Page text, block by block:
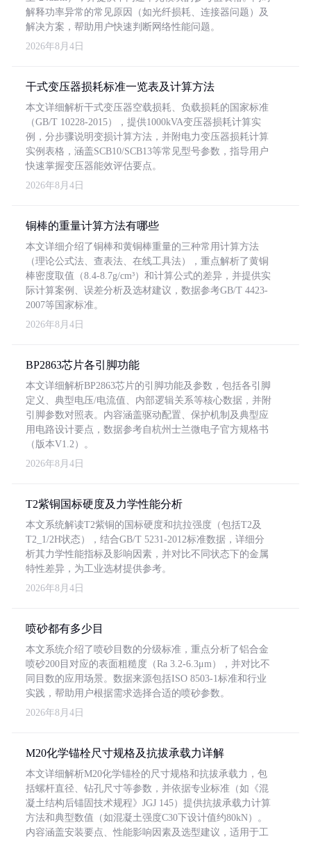
解释功率异常的常见原因（如光纤损耗、连接器问题）及
解决方案，帮助用户快速判断网络性能问题。
2026年8月4日
干式变压器损耗标准一览表及计算方法
本文详细解析干式变压器空载损耗、负载损耗的国家标准
（GB/T 10228-2015），提供1000kVA变压器损耗计算实
例，分步骤说明变损计算方法，并附电力变压器损耗计算
实例表格，涵盖SCB10/SCB13等常见型号参数，指导用户
快速掌握变压器能效评估要点。
2026年8月4日
铜棒的重量计算方法有哪些
本文详细介绍了铜棒和黄铜棒重量的三种常用计算方法
（理论公式法、查表法、在线工具法），重点解析了黄铜
棒密度取值（8.4-8.7g/cm³）和计算公式的差异，并提供实
际计算案例、误差分析及选材建议，数据参考GB/T 4423-
2007等国家标准。
2026年8月4日
BP2863芯片各引脚功能
本文详细解析BP2863芯片的引脚功能及参数，包括各引脚
定义、典型电压/电流值、内部逻辑关系等核心数据，并附
引脚参数对照表。内容涵盖驱动配置、保护机制及典型应
用电路设计要点，数据参考自杭州士兰微电子官方规格书
（版本V1.2）。
2026年8月4日
T2紫铜国标硬度及力学性能分析
本文系统解读T2紫铜的国标硬度和抗拉强度（包括T2及
T2_1/2H状态），结合GB/T 5231-2012标准数据，详细分
析其力学性能指标及影响因素，并对比不同状态下的金属
特性差异，为工业选材提供参考。
2026年8月4日
喷砂都有多少目
本文系统介绍了喷砂目数的分级标准，重点分析了铝合金
喷砂200目对应的表面粗糙度（Ra 3.2-6.3μm），并对比不
同目数的应用场景。数据来源包括ISO 8503-1标准和行业
实践，帮助用户根据需求选择合适的喷砂参数。
2026年8月4日
M20化学锚栓尺寸规格及抗拔承载力详解
本文详细解析M20化学锚栓的尺寸规格和抗拔承载力，包
括螺杆直径、钻孔尺寸等参数，并依据专业标准（如《混
凝土结构后锚固技术规程》JGJ 145）提供抗拔承载力计算
方法和典型数值（如混凝土强度C30下设计值约80kN）。
内容涵盖安装要点、性能影响因素及选型建议，适用于工